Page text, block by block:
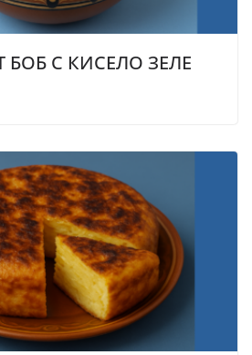
БОБ С КИСЕЛО ЗЕЛЕ